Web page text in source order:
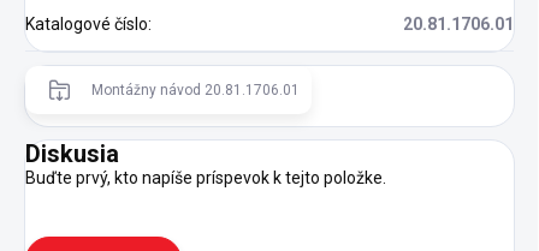
Katalogové číslo: 20.81.1706.01
Montážny návod 20.81.1706.01
Diskusia
Buďte prvý, kto napíše príspevok k tejto položke.